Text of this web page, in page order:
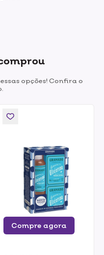
opções! Confira o
Compre agora